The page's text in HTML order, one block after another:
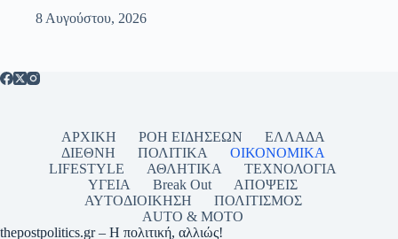
8 Αυγούστου, 2026
ΑΡΧΙΚΗ ΡΟΗ ΕΙΔΗΣΕΩΝ
ΕΛΛΑΔΑ
ΔΙΕΘΝΗ
ΠΟΛΙΤΙΚΑ
ΟΙΚΟΝΟΜΙΚΑ
LIFESTYLE
ΑΘΛΗΤΙΚΑ
ΤΕΧΝΟΛΟΓΙΑ
ΥΓΕΙΑ
Break Out
ΑΠΟΨΕΙΣ
ΑΥΤΟΔΙΟΙΚΗΣΗ
ΠΟΛΙΤΙΣΜΟΣ
AUTO & MOTO
thepostpolitics.gr – Η πολιτική, αλλιώς!